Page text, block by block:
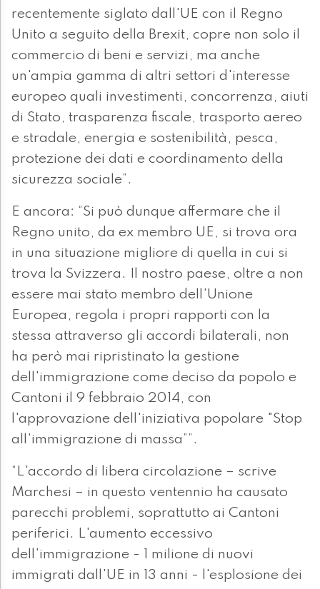
recentemente siglato dall'UE con il Regno
Unito a seguito della Brexit, copre non solo il
commercio di beni e servizi, ma anche
un'ampia gamma di altri settori d'interesse
europeo quali investimenti, concorrenza, aiuti
di Stato, trasparenza fiscale, trasporto aereo
e stradale, energia e sostenibilità, pesca,
protezione dei dati e coordinamento della
sicurezza sociale”.
E ancora: “Si può dunque affermare che il
Regno unito, da ex membro UE, si trova ora
in una situazione migliore di quella in cui si
trova la Svizzera. Il nostro paese, oltre a non
essere mai stato membro dell'Unione
Europea, regola i propri rapporti con la
stessa attraverso gli accordi bilaterali, non
ha però mai ripristinato la gestione
dell'immigrazione come deciso da popolo e
Cantoni il 9 febbraio 2014, con
l'approvazione dell'iniziativa popolare "Stop
all'immigrazione di massa””.
“L'accordo di libera circolazione – scrive
Marchesi – in questo ventennio ha causato
parecchi problemi, soprattutto ai Cantoni
periferici. L'aumento eccessivo
dell'immigrazione - 1 milione di nuovi
immigrati dall'UE in 13 anni - l'esplosione dei